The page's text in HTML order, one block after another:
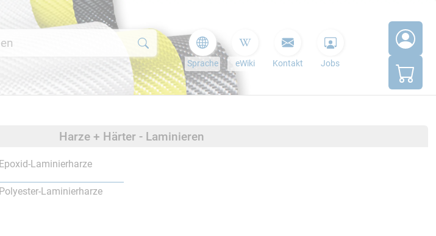
Sprache eWiki Kontakt Jobs
Harze + Härter - Laminieren
Epoxid-Laminierharze
Polyester-Laminierharze